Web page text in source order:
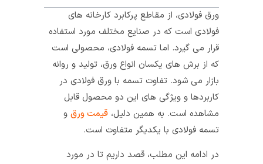
ورق فولادی،از مقاطع پرکابرد کارخانه های
فولادی است که در صنایع مختلف مورد استفاده
قرار می گیرد. اماتسمه فولادی، محصولی است
که از برش های یکسان انواع ورق، تولید و روانه
بازار می شود. تفاوت تسمه با ورق فولادی در
کاربردها و ویژگی های این دو محصول قابل
مشاهده است.به همین دلیل،قیمت ورق و
تسمه فولادی با یکدیگر متفاوت است.
در ادامه این مطلب، قصد داریم تا در مورد